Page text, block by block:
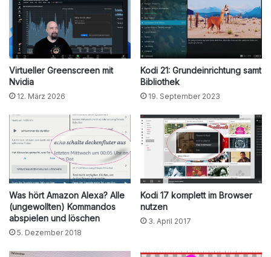
Virtueller Greenscreen mit
Nvidia
12. März 2026
Kodi 21: Grundeinrichtung samt
Bibliothek
19. September 2023
Was hört Amazon Alexa? Alle
(ungewollten) Kommandos
abspielen und löschen
5. Dezember 2018
Kodi 17 komplett im Browser
nutzen
3. April 2017